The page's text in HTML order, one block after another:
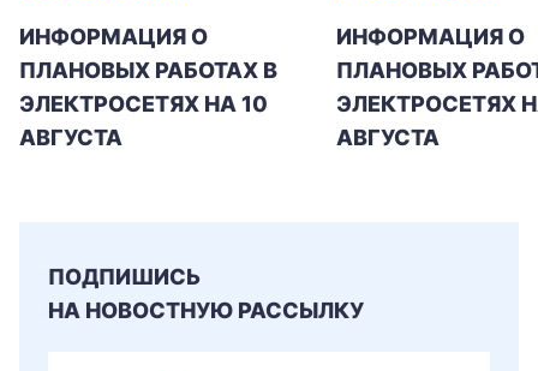
+7-800-700-24-57
Заказать обратный звонок
Частным клиентам
ИНФОРМАЦИЯ О
ПЛАНОВЫХ РАБОТАХ В
ЭЛЕКТРОСЕТЯХ НА 10
АВГУСТА
ИНФОРМАЦИЯ О
ПЛАНОВЫХ
ЭЛЕКТРОСЕТЯХ
АВГУСТА
ПОДПИШИСЬ
НА НОВОСТНУЮ РАССЫЛКУ